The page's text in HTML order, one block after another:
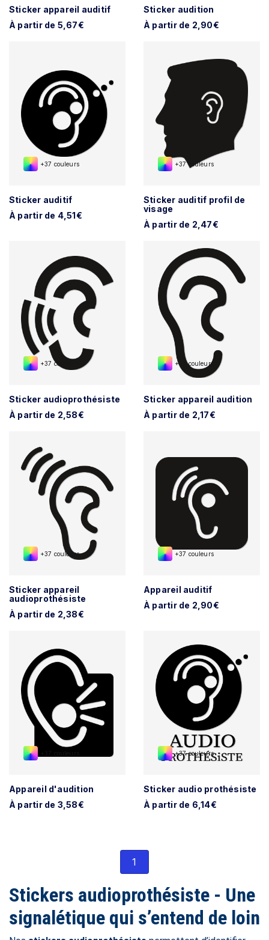
Sticker appareil auditif
À partir de 5,67€
Sticker audition
À partir de 2,90€
+37 couleurs
Sticker auditif
À partir de 4,51€
+37 couleurs
Sticker auditif profil de
visage
À partir de 2,47€
+37 couleurs
Sticker audioprothésiste
À partir de 2,58€
+37 couleurs
Sticker appareil audition
À partir de 2,17€
+37 couleurs
Sticker appareil
audioprothésiste
À partir de 2,38€
+37 couleurs
Appareil auditif
À partir de 2,90€
+37 couleurs
Appareil d'audition
À partir de 3,58€
+37 couleurs
Sticker audio prothésiste
À partir de 6,14€
1
Stickers audioprothésiste - Une
signalétique qui s’entend de loin